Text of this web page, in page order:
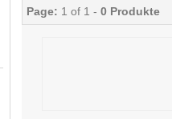
Page: 1 of 1 - 0 Produkte